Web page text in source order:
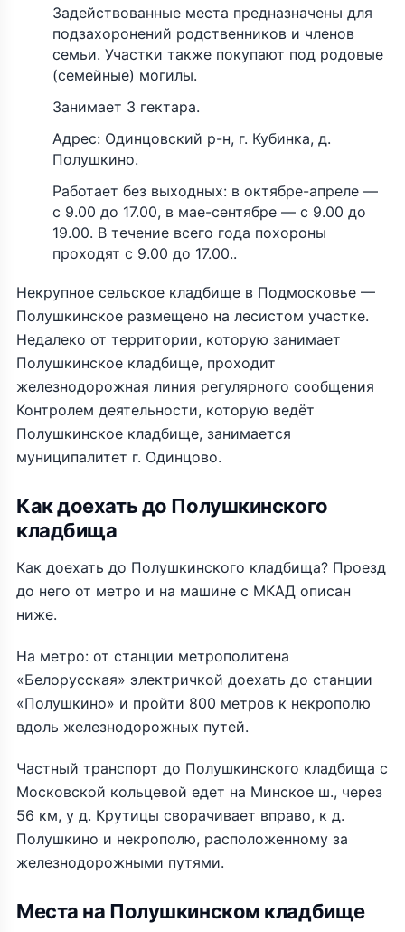
Задействованные места предназначены для
подзахоронений родственников и членов
семьи. Участки также покупают под родовые
(семейные) могилы.
Занимает 3 гектара.
Адрес: Одинцовский р-н, г. Кубинка, д.
Полушкино.
Работает без выходных: в октябре-апреле —
с 9.00 до 17.00, в мае-сентябре — с 9.00 до
19.00. В течение всего года похороны
проходят с 9.00 до 17.00..
Некрупное сельское кладбище в Подмосковье —
Полушкинское размещено на лесистом участке.
Недалеко от территории, которую занимает
Полушкинское кладбище, проходит
железнодорожная линия регулярного сообщения
Контролем деятельности, которую ведёт
Полушкинское кладбище, занимается
муниципалитет г. Одинцово.
Как доехать до Полушкинского
кладбища
Как доехать до Полушкинского кладбища? Проезд
до него от метро и на машине с МКАД описан
ниже.
На метро: от станции метрополитена
«Белорусская» электричкой доехать до станции
«Полушкино» и пройти 800 метров к некрополю
вдоль железнодорожных путей.
Частный транспорт до Полушкинского кладбища с
Московской кольцевой едет на Минское ш., через
56 км, у д. Крутицы сворачивает вправо, к д.
Полушкино и некрополю, расположенному за
железнодорожными путями.
Места на Полушкинском кладбище